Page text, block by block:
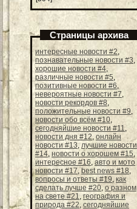
Страницы архива
интересные новости #2,
познавательные новости #3,
хорошие новости #4,
различные новости #5,
позитивные новости #6,
невероятные новости #7,
новости рекордов #8,
положительные новости #9,
новости обо всём #10,
сегодняйшие новости #11,
новости дня #12, онлайн
новости #13,лучшие новости
#14, новости о хорошем #15,
интересное #16, авто и мото
новости #17,best news #18,
вопросы и ответы #19, как
сделать лучше #20, о разном
на свете #21,география и
природа #22,сегодняйшие